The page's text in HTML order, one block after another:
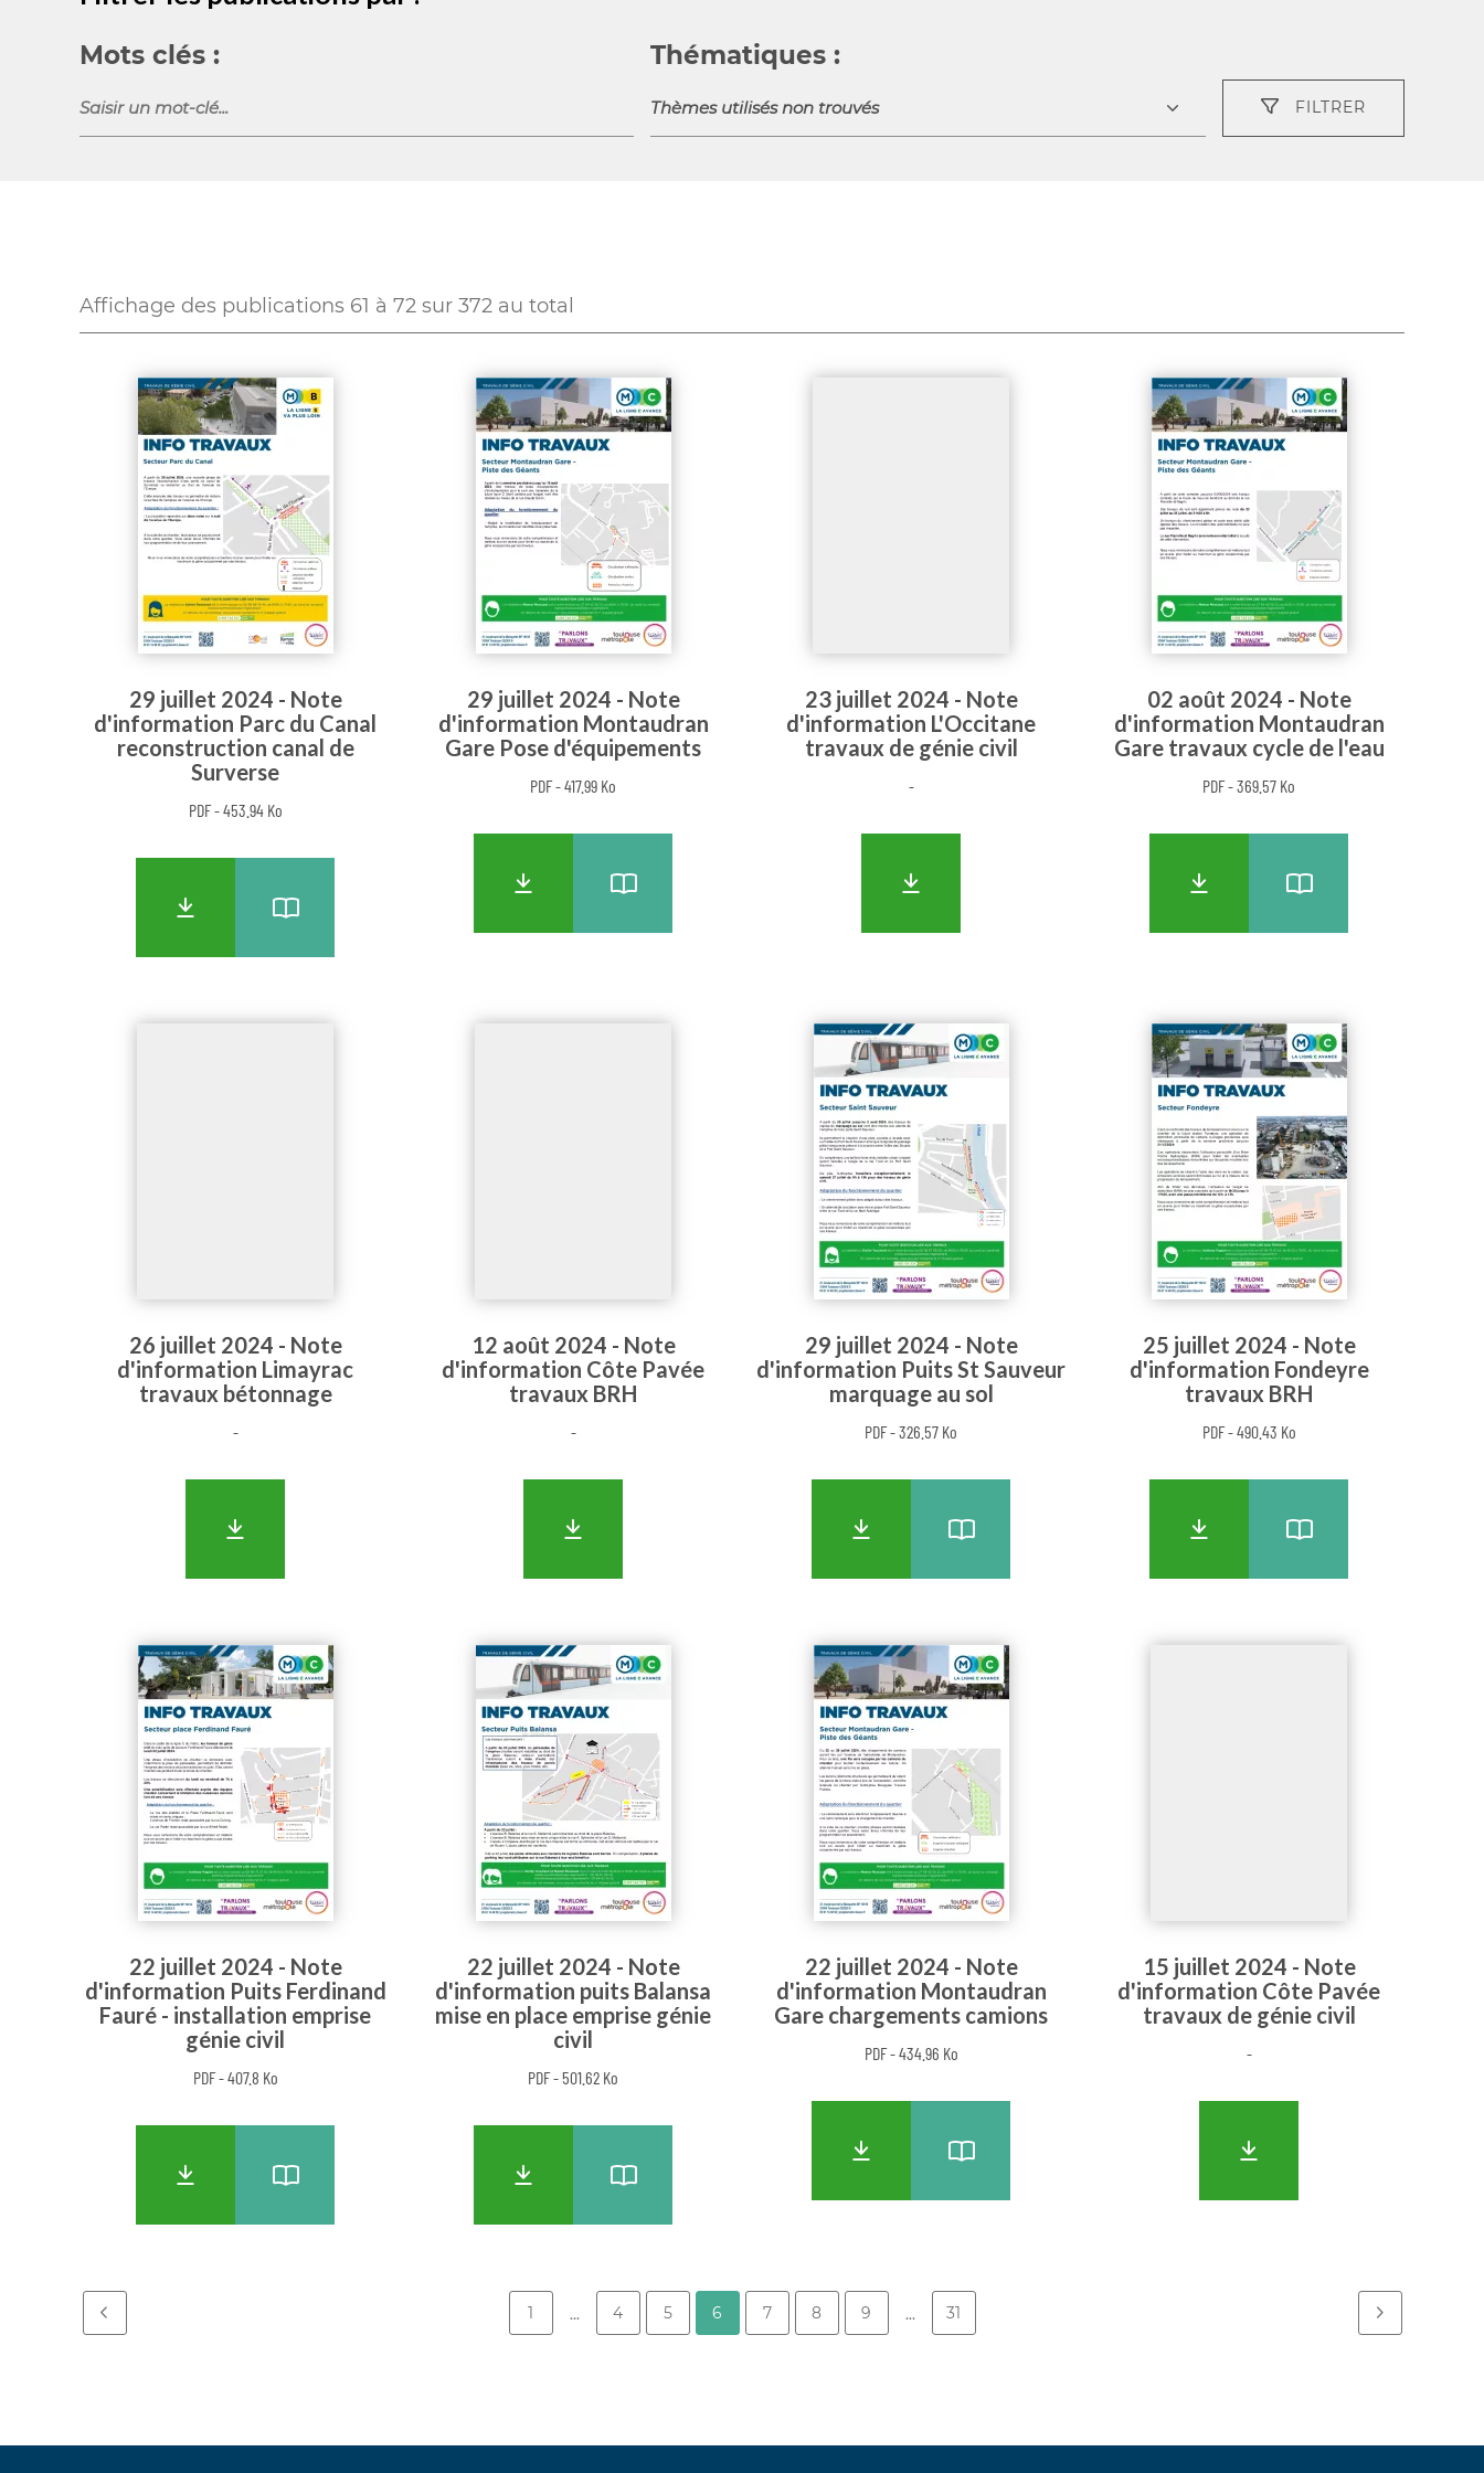
Mots clés : Thématiques :
Thèmes utilisés non trouvés FILTRER
Affichage des publications 61 à 72 sur 372 au total
29 juillet 2024 - Note
d'information Parc du Canal
reconstruction canal de
Surverse
PDF - 453.94 Ko
29 juillet 2024 - Note
d'information Montaudran
Gare Pose d'équipements
PDF - 417.99 Ko
23 juillet 2024 - Note
d'information L'Occitane
travaux de génie civil
-
02 août 2024 - Note
d'information Montaudran
Gare travaux cycle de l'eau
PDF - 369.57 Ko
26 juillet 2024 - Note
d'information Limayrac
travaux bétonnage
-
12 août 2024 - Note
d'information Côte Pavée
travaux BRH
-
29 juillet 2024 - Note
d'information Puits St Sauveur
marquage au sol
PDF - 326.57 Ko
25 juillet 2024 - Note
d'information Fondeyre
travaux BRH
PDF - 490.43 Ko
22 juillet 2024 - Note
d'information Puits Ferdinand
Fauré - installation emprise
génie civil
PDF - 407.8 Ko
22 juillet 2024 - Note
d'information puits Balansa
mise en place emprise génie
civil
PDF - 501.62 Ko
22 juillet 2024 - Note
d'information Montaudran
Gare chargements camions
PDF - 434.96 Ko
15 juillet 2024 - Note
d'information Côte Pavée
travaux de génie civil
-
1 ... 4 5 6 7 8 9 ... 31